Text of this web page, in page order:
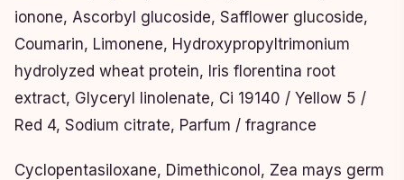
ionone, Ascorbyl glucoside, Safflower glucoside,
Coumarin, Limonene, Hydroxypropyltrimonium
hydrolyzed wheat protein, Iris florentina root
extract, Glyceryl linolenate, Ci 19140 / Yellow 5 /
Red 4, Sodium citrate, Parfum / fragrance
Cyclopentasiloxane, Dimethiconol, Zea mays germ